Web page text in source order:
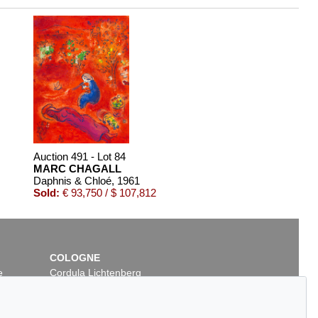
Auction 491 - Lot 84
MARC CHAGALL
Daphnis & Chloé, 1961
Sold: € 93,750 / $ 107,812
COLOGNE
Cordula Lichtenberg